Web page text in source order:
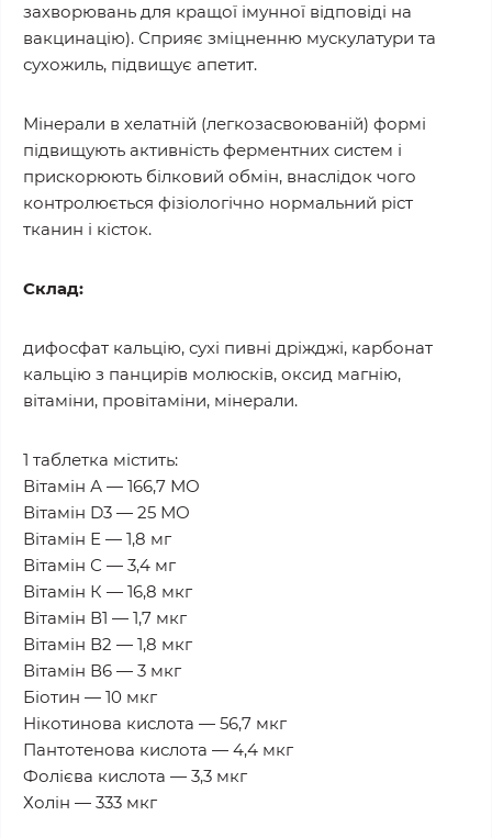
захворювань для кращої імунної відповіді на
вакцинацію). Сприяє зміцненню мускулатури та
сухожиль, підвищує апетит.
Мінерали в хелатній (легкозасвоюваній) формі
підвищують активність ферментних систем і
прискорюють білковий обмін, внаслідок чого
контролюється фізіологічно нормальний ріст
тканин і кісток.
Склад:
дифосфат кальцію, сухі пивні дріжджі, карбонат
кальцію з панцирів молюсків, оксид магнію,
вітаміни, провітаміни, мінерали.
1 таблетка містить:
Вітамін А — 166,7 МО
Вітамін D3 — 25 МО
Вітамін Е — 1,8 мг
Вітамін С — 3,4 мг
Вітамін К — 16,8 мкг
Вітамін В1 — 1,7 мкг
Вітамін В2 — 1,8 мкг
Вітамін В6 — 3 мкг
Біотин — 10 мкг
Нікотинова кислота — 56,7 мкг
Пантотенова кислота — 4,4 мкг
Фолієва кислота — 3,3 мкг
Холін — 333 мкг